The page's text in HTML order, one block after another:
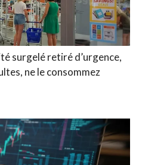
surgelé retiré d’urgence,
ne le consommez